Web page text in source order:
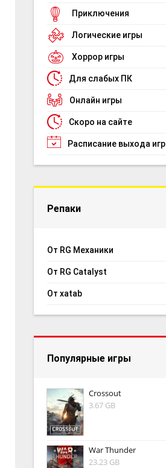
Приключения
Логические игры
Хоррор игры
Для слабых ПК
Онлайн игры
Скоро на сайте
Расписание выхода игр
Репаки
От RG Механики
От RG Catalyst
От xatab
Популярные игры
Crossout
3.67 GB
War Thunder
23.23 GB